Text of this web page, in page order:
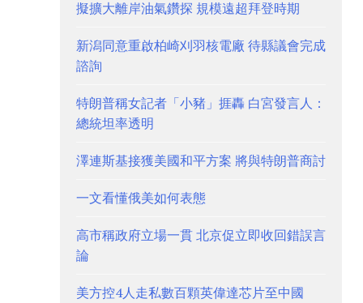
擬擴大離岸油氣鑽探 規模遠超拜登時期
新潟同意重啟柏崎刈羽核電廠 待縣議會完成
諮詢
特朗普稱女記者「小豬」捱轟 白宮發言人：
總統坦率透明
澤連斯基接獲美國和平方案 將與特朗普商討
一文看懂俄美如何表態
高市稱政府立場一貫 北京促立即收回錯誤言
論
美方控4人走私數百顆英偉達芯片至中國